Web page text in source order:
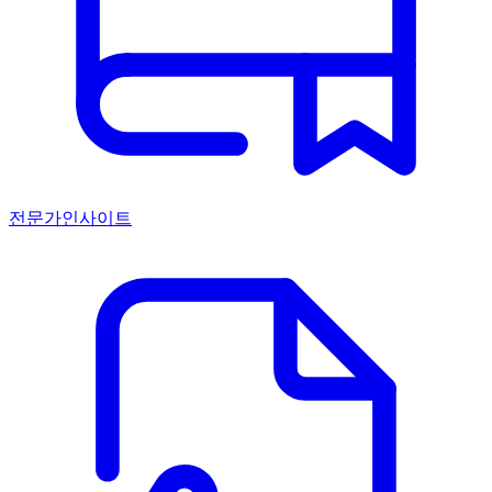
전문가인사이트